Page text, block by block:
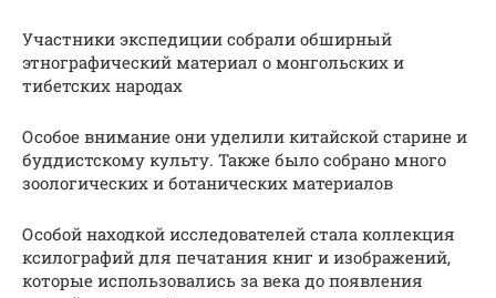
Участники экспедиции собрали обширный
этнографический материал о монгольских и
тибетских народах
Особое внимание они уделили китайской старине и
буддистскому культу. Также было собрано много
зоологических и ботанических материалов
Особой находкой исследователей стала коллекция
ксилографий для печатания книг и изображений,
которые использовались за века до появления